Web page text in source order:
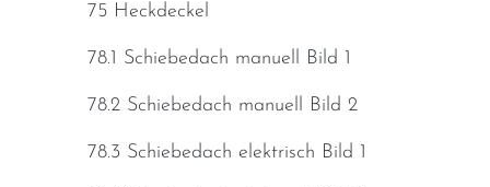
75 Heckdeckel
78.1 Schiebedach manuell Bild 1
78.2 Schiebedach manuell Bild 2
78.3 Schiebedach elektrisch Bild 1